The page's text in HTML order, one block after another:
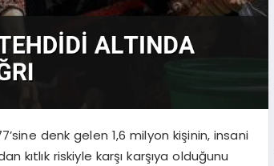
denk gelen 1,6 milyon kişinin, insani
riskiyle karşı karşıya olduğunu